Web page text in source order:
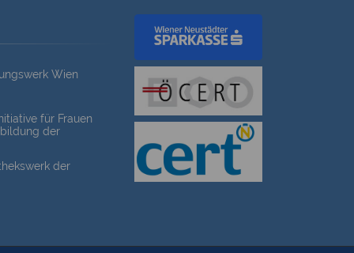
Wien
für Frauen
der
der